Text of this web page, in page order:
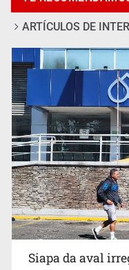
Invidentes acusan
ARTÍCULOS DE
Siapa da aval